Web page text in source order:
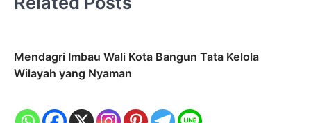
Mendagri Imbau Wali Kota Bangun Tata Kelola
Wilayah yang Nyaman